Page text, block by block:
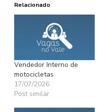
Relacionado
Vendedor Interno de
motocicletas
17/07/2026
Post similar